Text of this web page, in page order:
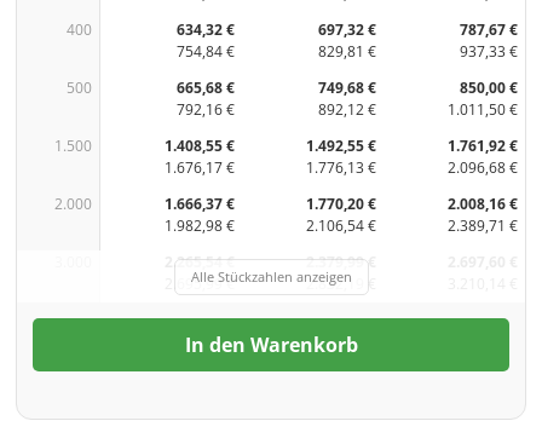
400
634,32 €
754,84 €
697,32 €
829,81 €
787,67 €
937,33 €
500
665,68 €
792,16 €
749,68 €
892,12 €
850,00 €
1.011,50 €
1.500
1.408,55 €
1.676,17 €
1.492,55 €
1.776,13 €
1.761,92 €
2.096,68 €
2.000
1.666,37 €
1.982,98 €
1.770,20 €
2.106,54 €
2.008,16 €
2.389,71 €
2.265,54 €
2.695,99 €
2.379,99 €
2.832,19 €
Alle Stückzahlen anzeigen
In den Warenkorb